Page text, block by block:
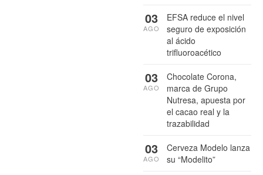
EFSA reduce el nivel
seguro de exposición
al ácido
trifluoroacético
03
AGO
Chocolate Corona,
marca de Grupo
Nutresa, apuesta por
el cacao real y la
trazabilidad
03
AGO
Cerveza Modelo lanza
su “Modelito”
03
AGO